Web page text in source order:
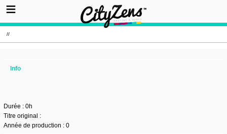
//
Info
Durée : 0h
Titre original :
Année de production : 0